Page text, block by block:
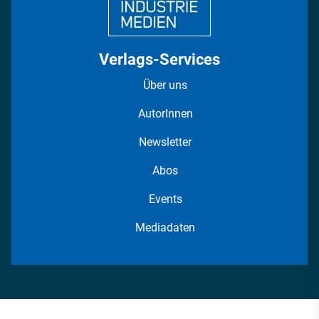
Verlags-Services
Über uns
AutorInnen
Newsletter
Abos
Events
Mediadaten